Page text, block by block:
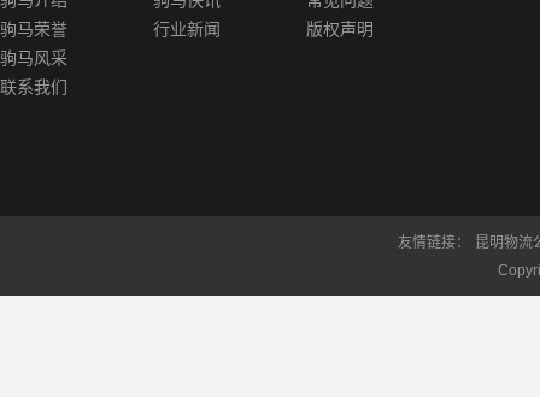
驹马荣誉
驹马风采
联系我们
行业新闻
版权声明
友情链接：
昆明物流